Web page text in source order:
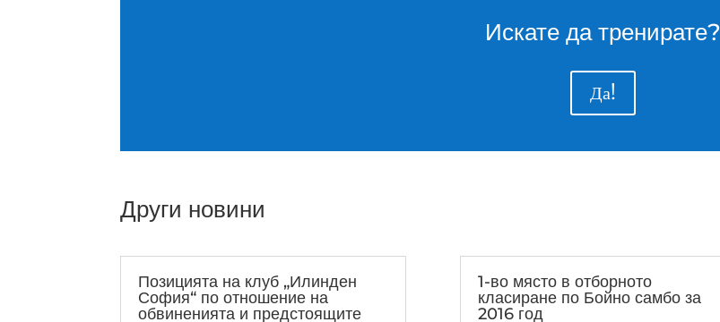
Искате да тренирате?
Да!
Други новини
Позицията на клуб „Илинден
София“ по отношение на
обвиненията и предстоящите
1-во място в отборното
класиране по Бойно самбо за
2016 год